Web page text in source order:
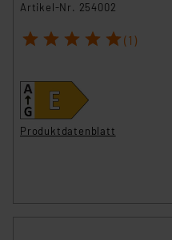
Artikel-Nr. 254002
1 2 3 4 5 (1)
Produktdatenblatt